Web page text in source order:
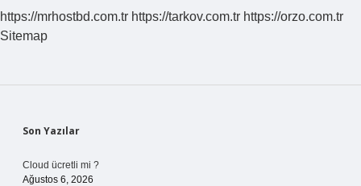
https://mrhostbd.com.tr https://tarkov.com.tr https://orzo.com.tr
Sitemap
Sidebar
Son Yazılar
Cloud ücretli mi ?
Ağustos 6, 2026